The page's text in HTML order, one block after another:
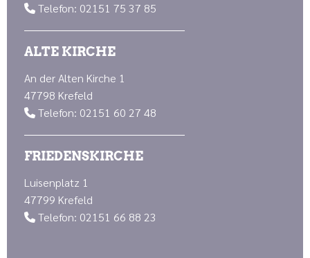
 Telefon: 02151 75 37 85
ALTE KIRCHE
An der Alten Kirche 1
47798 Krefeld
 Telefon: 02151 60 27 48
FRIEDENSKIRCHE
Luisenplatz 1
47799 Krefeld
 Telefon: 02151 66 88 23